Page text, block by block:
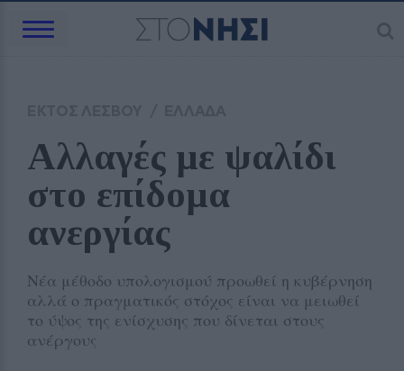
Αλλαγές με ψαλίδι
στο επίδομα
ανεργίας
Νέα μέθοδο υπολογισμού προωθεί η κυβέρνηση
αλλά ο πραγματικός στόχος είναι να μειωθεί
το ύψος της ενίσχυσης που δίνεται στους
ανέργους